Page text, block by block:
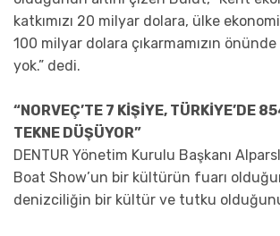
katkımızı 20 milyar dolara, ülke
100 milyar dolara çıkarmamızın
yok.” dedi.
“NORVEÇ’TE 7 KİŞİYE, TÜRKİYE’DE
TEKNE DÜŞÜYOR”
DENTUR Yönetim Kurulu Başkanı
Boat Show’un bir kültürün fuarı
denizciliğin bir kültür ve tutku